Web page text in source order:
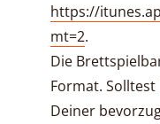
https://
mt=2.
Die
Format.
Deiner